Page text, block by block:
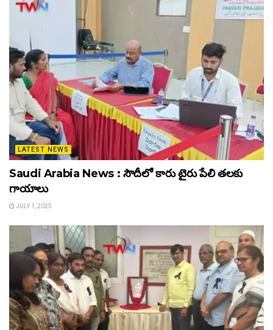
LATEST NEWS
Saudi Arabia News : సౌదీలో కారు టైరు పేలి తలకు
గాయాలు
JULY 1, 2025